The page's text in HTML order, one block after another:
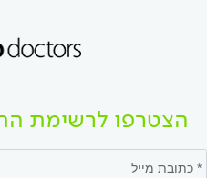
הצטרפו לרשימת